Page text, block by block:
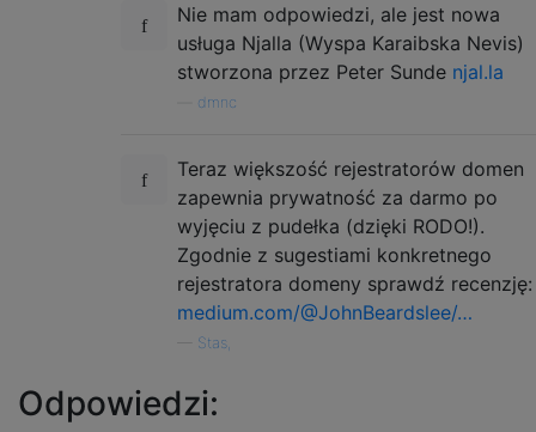
Nie mam odpowiedzi, ale jest nowa
usługa Njalla (Wyspa Karaibska Nevis)
stworzona przez Peter Sunde njal.la
dmnc
Teraz większość rejestratorów domen
zapewnia prywatność za darmo po
wyjęciu z pudełka (dzięki RODO!).
Zgodnie z sugestiami konkretnego
rejestratora domeny sprawdź recenzję:
medium.com/@JohnBeardslee/…
Stas,
Odpowiedzi: